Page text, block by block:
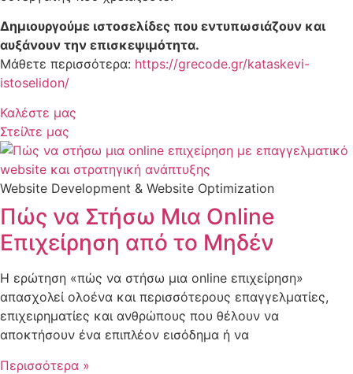
Δημιουργούμε ιστοσελίδες που εντυπωσιάζουν και
αυξάνουν την επισκεψιμότητα.
Μάθετε περισσότερα: https://grecode.gr/kataskevi-
istoselidon/
Καλέστε μας
Στείλτε μας
Website Development & Website Optimization
Πώς να Στήσω Μια Online
Επιχείρηση από το Μηδέν
Η ερώτηση «πώς να στήσω μια online επιχείρηση»
απασχολεί ολοένα και περισσότερους επαγγελματίες,
επιχειρηματίες και ανθρώπους που θέλουν να
αποκτήσουν ένα επιπλέον εισόδημα ή να
Περισσότερα »